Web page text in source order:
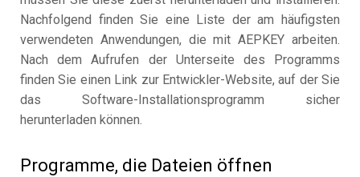
Nachfolgend finden Sie eine Liste der am häufigsten
verwendeten Anwendungen, die mit AEPKEY arbeiten.
Nach dem Aufrufen der Unterseite des Programms
finden Sie einen Link zur Entwickler-Website, auf der Sie
das Software-Installationsprogramm sicher
herunterladen können.
Programme, die Dateien öffnen